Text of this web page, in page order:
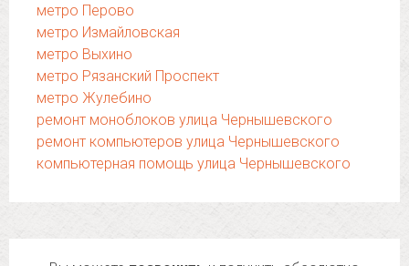
метро Перово
метро Измайловская
метро Выхино
метро Рязанский Проспект
метро Жулебино
ремонт моноблоков улица Чернышевского
ремонт компьютеров улица Чернышевского
компьютерная помощь улица Чернышевского